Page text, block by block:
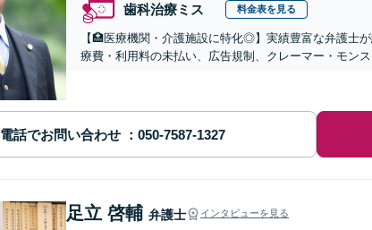
歯科治療ミス 料金表を見る
【🏥医療機関・介護施設に特化◎】実績豊富な弁護士
療費・利用料の未払い、広告規制、クレーマー・モン
電話でお問い合わせ
足立 啓輔 弁護士 インタビューを見る